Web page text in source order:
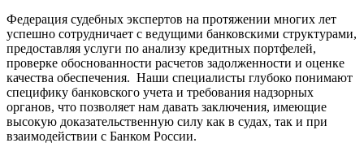
Федерация судебных экспертов на протяжении многих лет
успешно сотрудничает с ведущими банковскими структурами,
предоставляя услуги по анализу кредитных портфелей,
проверке обоснованности расчетов задолженности и оценке
качества обеспечения. Наши специалисты глубоко понимают
специфику банковского учета и требования надзорных
органов, что позволяет нам давать заключения, имеющие
высокую доказательственную силу как в судах, так и при
взаимодействии с Банком России.